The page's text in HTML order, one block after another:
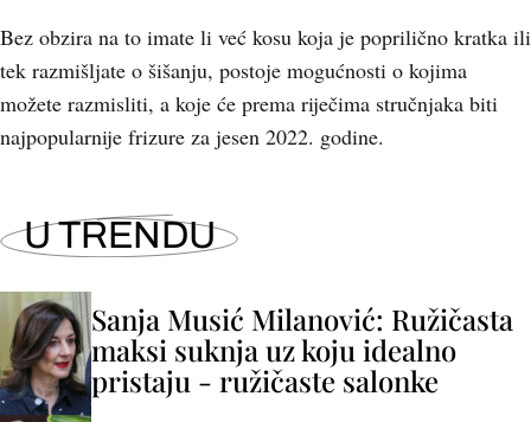
Bez obzira na to imate li već kosu koja je poprilično kratka ili
tek razmišljate o šišanju, postoje mogućnosti o kojima
možete razmisliti, a koje će prema riječima stručnjaka biti
najpopularnije frizure za jesen 2022. godine.
U TRENDU
Sanja Musić Milanović: Ružičasta
maksi suknja uz koju idealno
pristaju - ružičaste salonke